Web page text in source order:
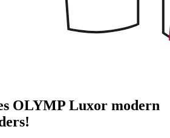
OLYMP Luxor modern